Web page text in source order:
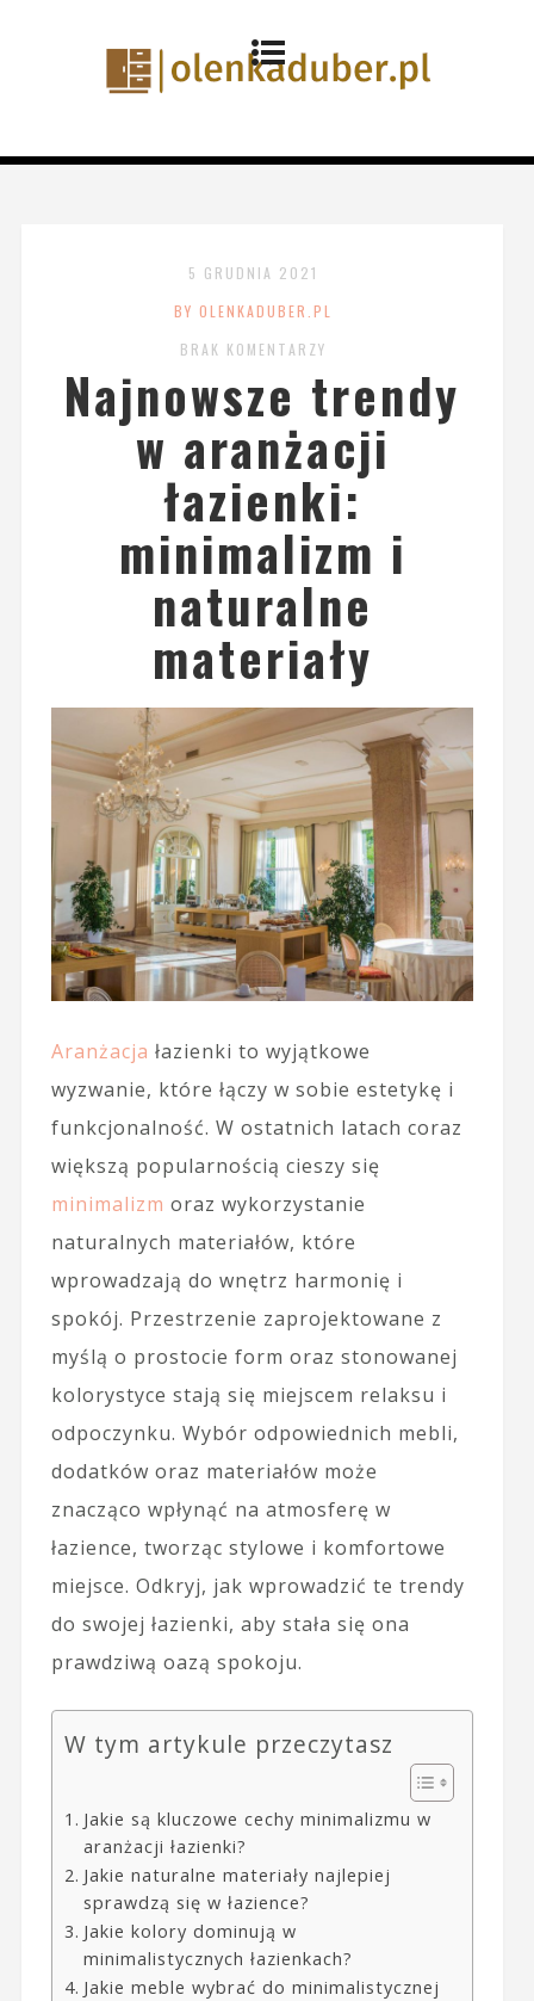
5 GRUDNIA 2021
BY OLENKADUBER.PL
BRAK KOMENTARZY
Najnowsze trendy
w aranżacji
łazienki:
minimalizm i
naturalne
materiały
Aranżacja łazienki to wyjątkowe
wyzwanie, które łączy w sobie estetykę i
funkcjonalność. W ostatnich latach coraz
większą popularnością cieszy się
minimalizm oraz wykorzystanie
naturalnych materiałów, które
wprowadzają do wnętrz harmonię i
spokój. Przestrzenie zaprojektowane z
myślą o prostocie form oraz stonowanej
kolorystyce stają się miejscem relaksu i
odpoczynku. Wybór odpowiednich mebli,
dodatków oraz materiałów może
znacząco wpłynąć na atmosferę w
łazience, tworząc stylowe i komfortowe
miejsce. Odkryj, jak wprowadzić te trendy
do swojej łazienki, aby stała się ona
prawdziwą oazą spokoju.
W tym artykule przeczytasz
Jakie są kluczowe cechy minimalizmu w
aranżacji łazienki?
Jakie naturalne materiały najlepiej
sprawdzą się w łazience?
Jakie kolory dominują w
minimalistycznych łazienkach?
Jakie meble wybrać do minimalistycznej